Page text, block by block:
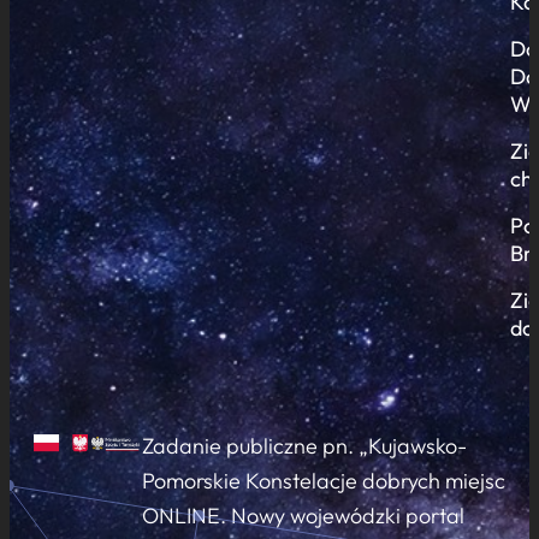
Zadanie publiczne pn. „Kujawsko-
Pomorskie Konstelacje dobrych miejsc
ONLINE. Nowy wojewódzki portal